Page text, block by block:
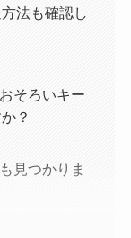
法も確認し
そろいキー
？
見つかりま